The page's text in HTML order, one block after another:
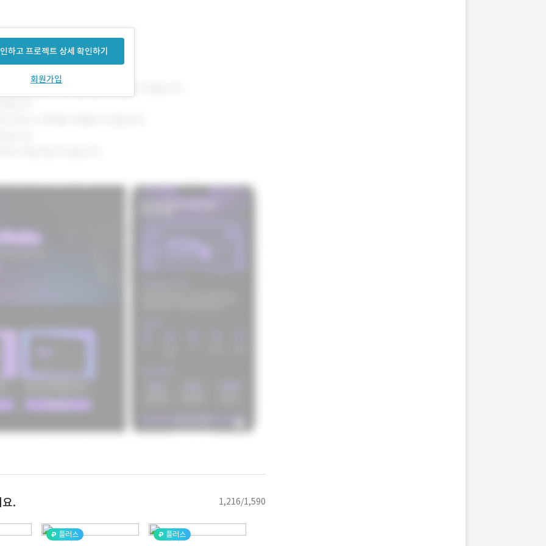
하고 프로젝트 상세 확인하기
회원가입
. 1,216/1,590
플러스 플러스